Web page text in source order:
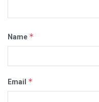
Name *
Email *